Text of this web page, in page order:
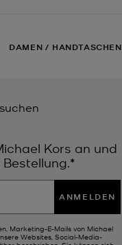
DAMEN / HANDTASCHEN
Kors an und
ANMELDEN
Marketing-E-Mails von Michael
Websites, Social-Media-